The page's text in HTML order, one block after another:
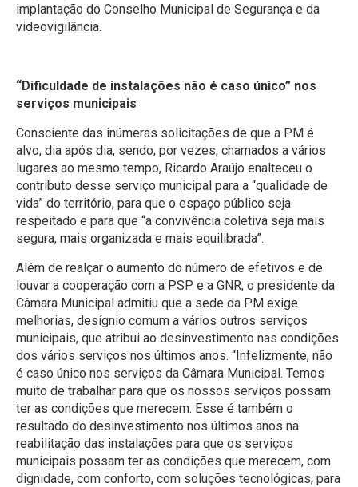
implantação do Conselho Municipal de Segurança e da
videovigilância.
“Dificuldade de instalações não é caso único” nos
serviços municipais
Consciente das inúmeras solicitações de que a PM é
alvo, dia após dia, sendo, por vezes, chamados a vários
lugares ao mesmo tempo, Ricardo Araújo enalteceu o
contributo desse serviço municipal para a “qualidade de
vida” do território, para que o espaço público seja
respeitado e para que “a convivência coletiva seja mais
segura, mais organizada e mais equilibrada”.
Além de realçar o aumento do número de efetivos e de
louvar a cooperação com a PSP e a GNR, o presidente da
Câmara Municipal admitiu que a sede da PM exige
melhorias, desígnio comum a vários outros serviços
municipais, que atribui ao desinvestimento nas condições
dos vários serviços nos últimos anos. “Infelizmente, não
é caso único nos serviços da Câmara Municipal. Temos
muito de trabalhar para que os nossos serviços possam
ter as condições que merecem. Esse é também o
resultado do desinvestimento nos últimos anos na
reabilitação das instalações para que os serviços
municipais possam ter as condições que merecem, com
dignidade, com conforto, com soluções tecnológicas, para